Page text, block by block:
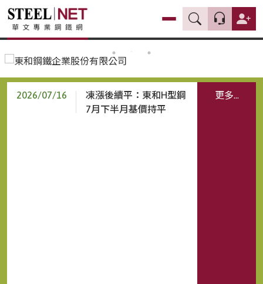
2026/07/16
凍漲後續平：東和H型鋼
7月下半月基價持平
2026/07/03 更多...